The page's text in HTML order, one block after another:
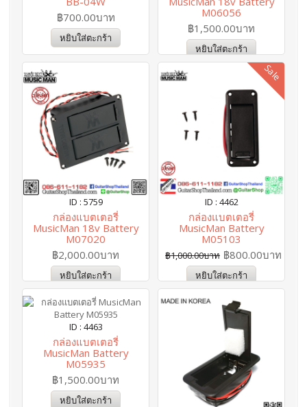
฿700.00บาท
หยิบใส่ตะกร้า
M06056
฿1,500.00บาท
หยิบใส่ตะกร้า
ID : 5759
กล่องแบตเตอรี่
MusicMan 18v Battery
M07020
฿2,000.00บาท
หยิบใส่ตะกร้า
Sale
ID : 4462
กล่องแบตเตอรี่
MusicMan Battery
M05103
฿1,000.00บาท ฿800.00บาท
หยิบใส่ตะกร้า
ID : 4463
กล่องแบตเตอรี่
MusicMan Battery
M05935
฿1,500.00บาท
หยิบใส่ตะกร้า